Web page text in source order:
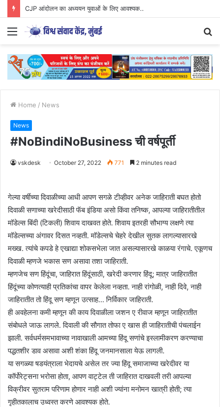
CJP आंदोलन का अध्ययन युवाओं के लिए आवश्यक..
Menu
Home / News
News
#NoBindiNoBusiness ची वर्षपूर्ती
vskdesk October 27, 2022 771 2 minutes read
गेल्या वर्षीच्या दिवाळीच्या आधी आपण सगळे टीव्हीवर अनेक जाहिराती बघत होतो
दिवाळी सणाच्या खरेदीसाठी फॅब इंडिया असो किंवा तनिष्क, आपल्या जाहिरातीतील
मॉडेल्स बिंदी (टिकली) शिवाय दाखवत होते. शिवाय इतरही सौभाग्य लक्षणे त्या
मॉडेल्सच्या अंगावर दिसत नव्हती. मॉडेल्सचे चेहरे देखील सुतक लागल्यासारखे
मख्ख. त्यांचे कपडे हे एखाद्या शोकसभेला जात असल्यासारखे काळया रंगाचे. एकूणच
दिवाळी म्हणजे भकास सण असावा तशा जाहिराती.
म्हणजेच सण हिंदूंचा, जाहिरात हिंदूंसाठी, खरेदी करणार हिंदू; मात्र जाहिरातीत
हिंदूंच्या कोणत्याही प्रतिकांचा वापर केलेला नव्हता. नाही रांगोळी, नाही दिवे, नाही
जाहिरातीत तो हिंदू सण म्हणून उत्साह… निर्विकार जाहिराती.
ही अवहेलना कमी म्हणून की काय दिवाळीला जशन ए रीवाज म्हणून जाहिरातीत
संबोधले जाऊ लागले. दिवाली की सौगात तोफा ए खास ही जाहिरातीची पंचलाईन
झाली. सर्वधर्मसमभावाच्या नावाखाली आमच्या हिंदू सणांचे इस्लामीकरण करण्याचा
पद्धतशीर डाव असावा अशी शंका हिंदू जनमानसाला येऊ लागली.
या सगळ्या षडयंत्राला भेदायचे असेल तर ज्या हिंदू समाजाच्या खरेदीवर या
कॉर्पोरेट्सना भरोसा होता, आपण वाट्टेल ती जाहिरात दाखवली तरी आपल्या
विक्रीवर सुतराम परिणाम होणार नाही अशी ज्यांना मनोमन खात्री होती; त्या
गृहीतकालाच उध्वस्त करणे आवश्यक होते.